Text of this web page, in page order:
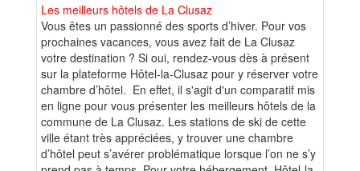
Les meilleurs hôtels de La Clusaz
Vous êtes un passionné des sports d’hiver. Pour vos
prochaines vacances, vous avez fait de La Clusaz
votre destination ? Si oui, rendez-vous dès à présent
sur la plateforme Hôtel-la-Clusaz pour y réserver votre
chambre d’hôtel. En effet, il s'agit d'un comparatif mis
en ligne pour vous présenter les meilleurs hôtels de la
commune de La Clusaz. Les stations de ski de cette
ville étant très appréciées, y trouver une chambre
d’hôtel peut s’avérer problématique lorsque l’on ne s’y